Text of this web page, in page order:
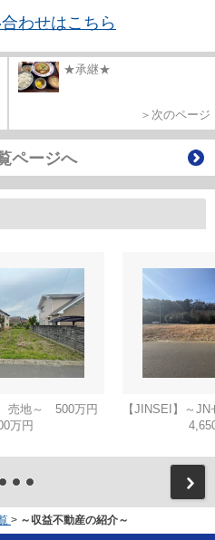
わせはこちら
★承継★
＞次のページ
ページへ
売地～ 500万円
万円
> ～収益不動産の紹介～